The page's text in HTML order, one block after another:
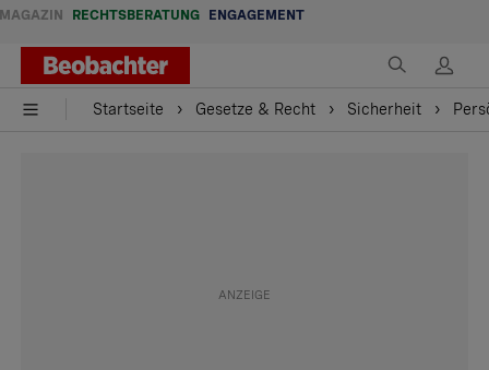
MAGAZIN RECHTSBERATUNG ENGAGEMENT
Startseite Gesetze & Recht Sicherheit